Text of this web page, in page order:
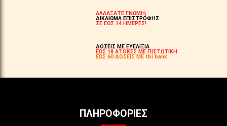
ΑΛΛΑΞΑΤΕ ΓΝΩΜΗ;
ΔΙΚΑΙΩΜΑ ΕΠΙΣΤΡΟΦΗΣ
ΣΕ ΕΩΣ 14 ΗΜΕΡΕΣ!
ΔΟΣΕΙΣ ΜΕ ΕΥΕΛΙΞΙΑ
ΕΩΣ 18 ΑΤΟΚΕΣ ΜΕ ΠΙΣΤΩΤΙΚΗ
ΕΩΣ 60 ΔΟΣΕΙΣ ΜΕ tbi bank
ΠΛΗΡΟΦΟΡΊΕΣ